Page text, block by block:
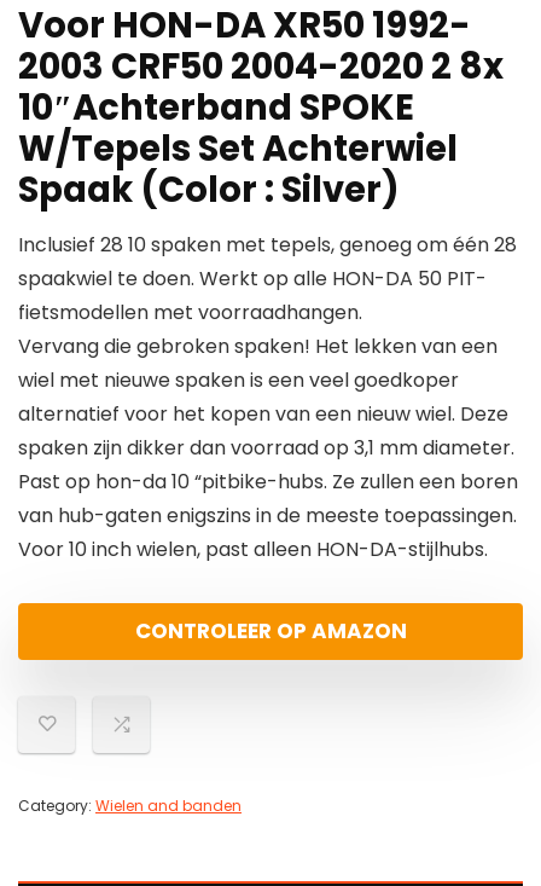
Voor HON-DA XR50 1992-
2003 CRF50 2004-2020 2 8x
10″Achterband SPOKE
W/Tepels Set Achterwiel
Spaak (Color : Silver)
Inclusief 28 10 spaken met tepels, genoeg om één 28
spaakwiel te doen. Werkt op alle HON-DA 50 PIT-
fietsmodellen met voorraadhangen.
Vervang die gebroken spaken! Het lekken van een
wiel met nieuwe spaken is een veel goedkoper
alternatief voor het kopen van een nieuw wiel. Deze
spaken zijn dikker dan voorraad op 3,1 mm diameter.
Past op hon-da 10 “pitbike-hubs. Ze zullen een boren
van hub-gaten enigszins in de meeste toepassingen.
Voor 10 inch wielen, past alleen HON-DA-stijlhubs.
CONTROLEER OP AMAZON
Category: Wielen and banden